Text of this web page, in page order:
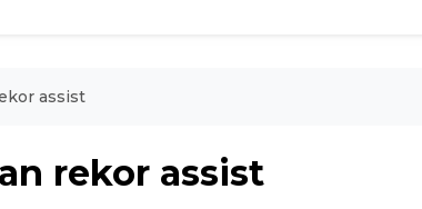
assist
rekor assist